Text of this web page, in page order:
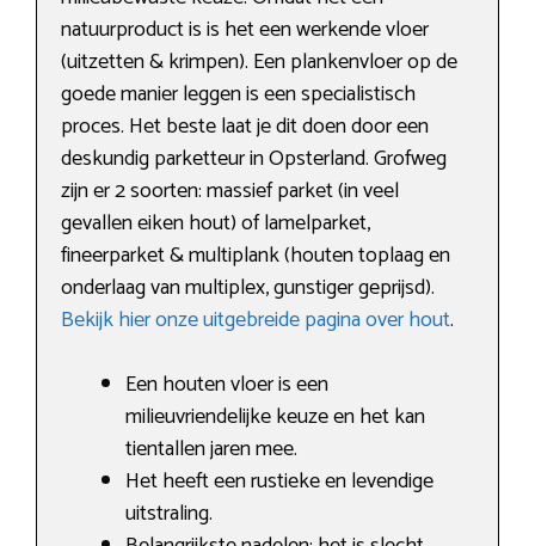
natuurproduct is is het een werkende vloer
(uitzetten & krimpen). Een plankenvloer op de
goede manier leggen is een specialistisch
proces. Het beste laat je dit doen door een
deskundig parketteur in Opsterland. Grofweg
zijn er 2 soorten: massief parket (in veel
gevallen eiken hout) of lamelparket,
fineerparket & multiplank (houten toplaag en
onderlaag van multiplex, gunstiger geprijsd).
Bekijk hier onze uitgebreide pagina over hout.
Een houten vloer is een
milieuvriendelijke keuze en het kan
tientallen jaren mee.
Het heeft een rustieke en levendige
uitstraling.